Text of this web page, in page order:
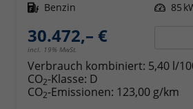
Kraftstoff Benzin Leistung 85
30.472,– €
incl. 19% MwSt.
Verbrauch kombiniert: 5,40 l/
CO2-Klasse: D
CO2-Emissionen: 123,00 g/km